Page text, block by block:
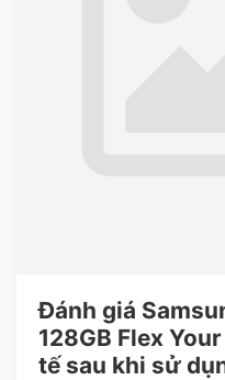
Đánh giá
128GB Flex
tế sau khi sử